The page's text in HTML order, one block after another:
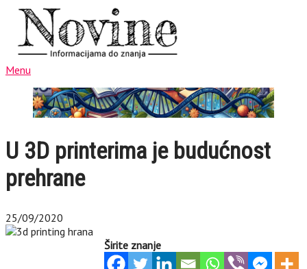
Menu
U 3D printerima je budućnost
prehrane
25/09/2020
Širite znanje